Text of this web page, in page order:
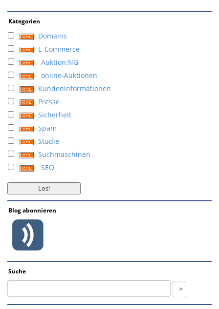
Kategorien
Domains
E-Commerce
Auktion:NG
online-Auktionen
Kundeninformationen
Presse
Sicherheit
Spam
Studie
Suchmaschinen
SEO
Blog abonnieren
Suche